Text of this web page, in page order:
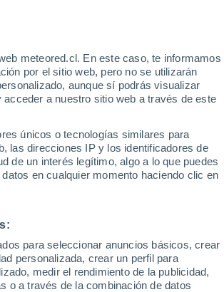
meteored.cl. En este caso, te informamos
por el sitio web, pero no se utilizarán
aunque sí podrás visualizar
a nuestro sitio web a través de este
únicos o tecnologías similares para
las direcciones IP y los identificadores de
de un interés legítimo, algo a lo que puedes
en cualquier momento haciendo clic en
para seleccionar anuncios básicos, crear
personalizada, crear un perfil para
medir el rendimiento de la publicidad,
o a través de la combinación de datos
tierra en
en su camino hacia el valle. Las